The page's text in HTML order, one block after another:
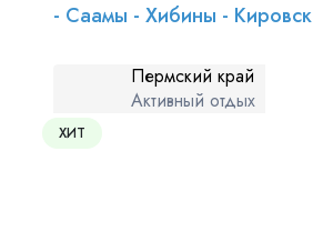
- Саамы - Хибины - Кировск
ХИТ
Пермский край
Активный отдых